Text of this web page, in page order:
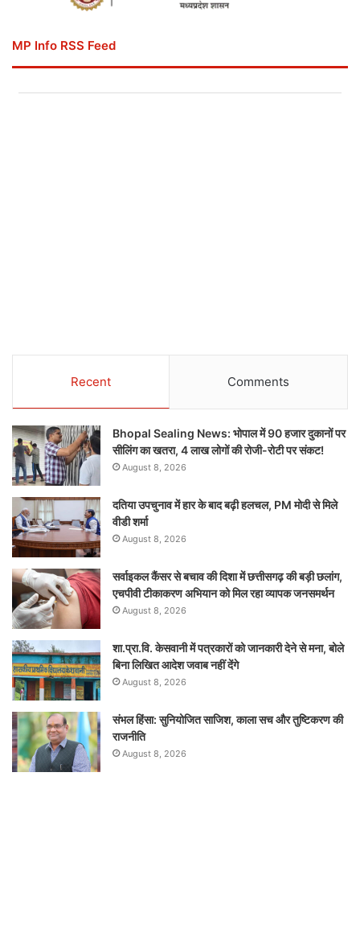
MP Info RSS Feed
Recent Comments
Bhopal Sealing News: भोपाल में 90 हजार दुकानों पर
सीलिंग का खतरा, 4 लाख लोगों की रोजी-रोटी पर संकट!
August 8, 2026
दतिया उपचुनाव में हार के बाद बढ़ी हलचल, PM मोदी से मिले
वीडी शर्मा
August 8, 2026
सर्वाइकल कैंसर से बचाव की दिशा में छत्तीसगढ़ की बड़ी छलांग,
एचपीवी टीकाकरण अभियान को मिल रहा व्यापक जनसमर्थन
August 8, 2026
शा.प्रा.वि. केसवानी में पत्रकारों को जानकारी देने से मना, बोले
बिना लिखित आदेश जवाब नहीं देंगे
August 8, 2026
संभल हिंसा: सुनियोजित साजिश, काला सच और तुष्टिकरण की
राजनीति
August 8, 2026